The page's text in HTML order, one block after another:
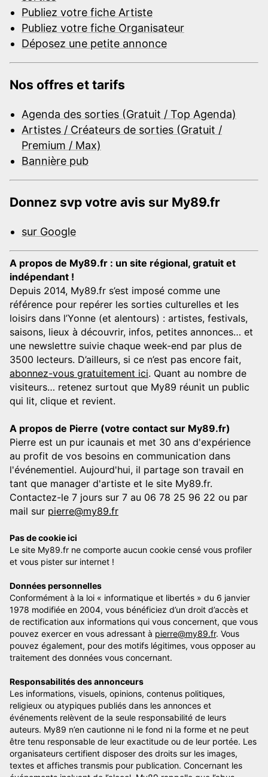
Publiez votre fiche Artiste
Publiez votre fiche Organisateur
Déposez une petite annonce
Nos offres et tarifs
Agenda des sorties (Gratuit / Top Agenda)
Artistes / Créateurs de sorties (Gratuit /
Premium / Max)
Bannière pub
Donnez svp votre avis sur My89.fr
sur Google
A propos de My89.fr : un site régional, gratuit et
indépendant !
Depuis 2014, My89.fr s’est imposé comme une
référence pour repérer les sorties culturelles et les
loisirs dans l’Yonne (et alentours) : artistes, festivals,
saisons, lieux à découvrir, infos, petites annonces… et
une newslettre suivie chaque week-end par plus de
3500 lecteurs. D’ailleurs, si ce n’est pas encore fait,
abonnez-vous gratuitement ici. Quant au nombre de
visiteurs… retenez surtout que My89 réunit un public
qui lit, clique et revient.
A propos de Pierre (votre contact sur My89.fr)
Pierre est un pur icaunais et met 30 ans d'expérience
au profit de vos besoins en communication dans
l'événementiel. Aujourd'hui, il partage son travail en
tant que manager d'artiste et le site My89.fr.
Contactez-le 7 jours sur 7 au 06 78 25 96 22 ou par
mail sur pierre@my89.fr
Pas de cookie ici
Le site My89.fr ne comporte aucun cookie censé vous profiler
et vous pister sur internet !
Données personnelles
Conformément à la loi « informatique et libertés » du 6 janvier
1978 modifiée en 2004, vous bénéficiez d’un droit d’accès et
de rectification aux informations qui vous concernent, que vous
pouvez exercer en vous adressant à pierre@my89.fr. Vous
pouvez également, pour des motifs légitimes, vous opposer au
traitement des données vous concernant.
Responsabilités des annonceurs
Les informations, visuels, opinions, contenus politiques,
religieux ou atypiques publiés dans les annonces et
événements relèvent de la seule responsabilité de leurs
auteurs. My89 n’en cautionne ni le fond ni la forme et ne peut
être tenu responsable de leur exactitude ou de leur portée. Les
organisateurs certifient disposer des droits sur les images,
textes et affiches transmis pour publication. Concernant les